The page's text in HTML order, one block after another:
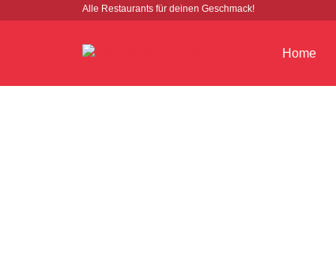
Alle Restaurants für deinen Geschmack!
Home